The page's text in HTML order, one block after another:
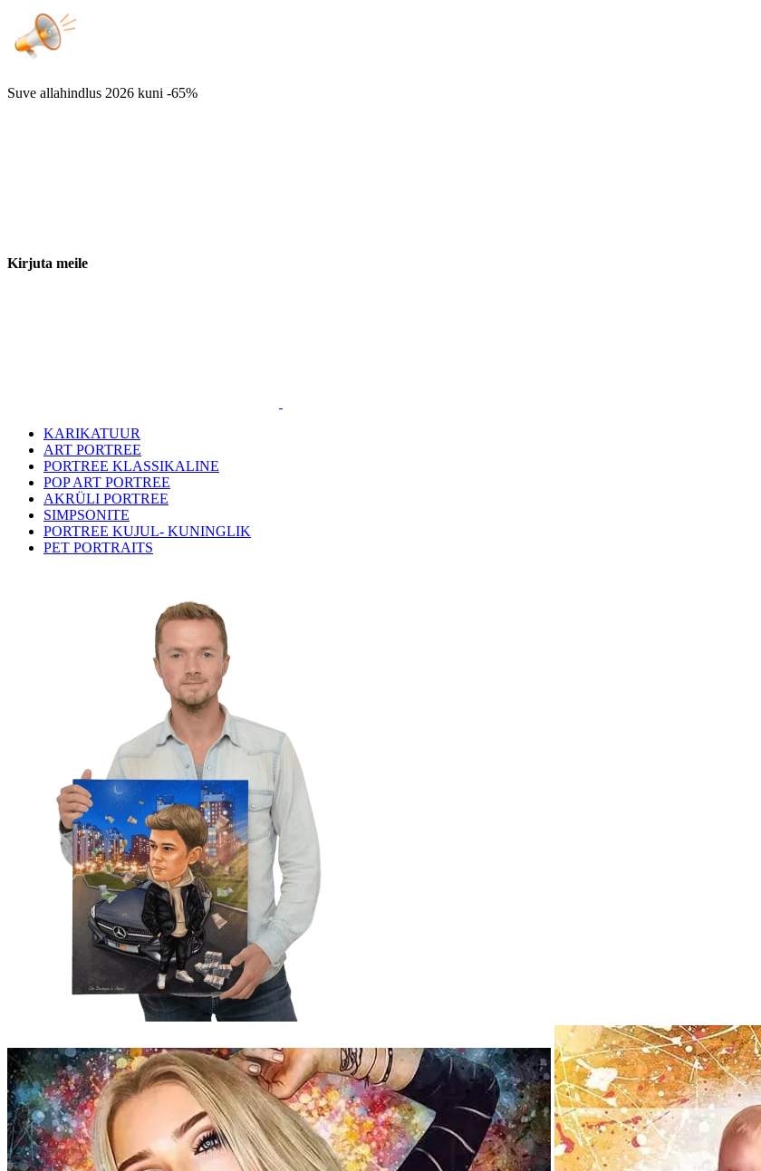
Suve allahindlus 2026 kuni -65%
Kirjuta meile
KARIKATUUR
ART PORTREE
PORTREE KLASSIKALINE
POP ART PORTREE
AKRÜLI PORTREE
SIMPSONITE
PORTREE KUJUL- KUNINGLIK
PET PORTRAITS